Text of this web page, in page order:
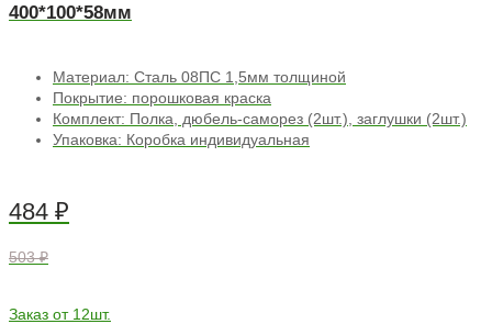
400*100*58мм
Материал: Сталь 08ПС 1,5мм толщиной
Покрытие: порошковая краска
Комплект: Полка, дюбель-саморез (2шт.), заглушки (2шт.)
Упаковка: Коробка индивидуальная
484 ₽
503 ₽
Заказ от 12шт.